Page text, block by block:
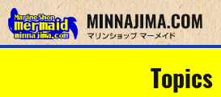
Topics